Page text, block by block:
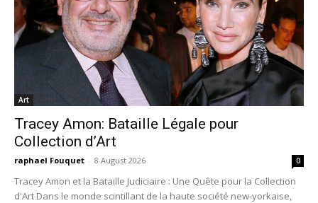
Art
Tracey Amon: Bataille Légale pour
Collection d’Art
raphael Fouquet - 8 August 2026 0
Tracey Amon et la Bataille Judiciaire : Une Quête pour la Collection
d'Art Dans le monde scintillant de la haute société new-yorkaise,